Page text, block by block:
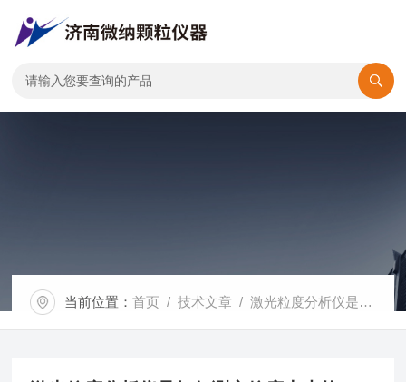
当前位置：首页 /技术文章 / 激光粒度分析仪是如何测定粒度大小的